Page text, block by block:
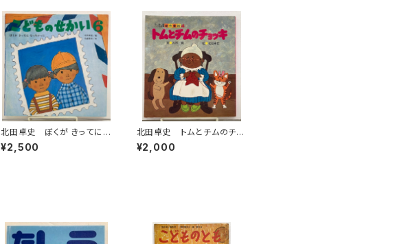
北田卓史 ぼくが きってに
なっちゃった 矢崎節夫 こ
どものせかい43巻１号 至
¥2,500
北田卓史 トムとチムのチョ
ッキ 大石真 昭和56年
小学館
¥2,000